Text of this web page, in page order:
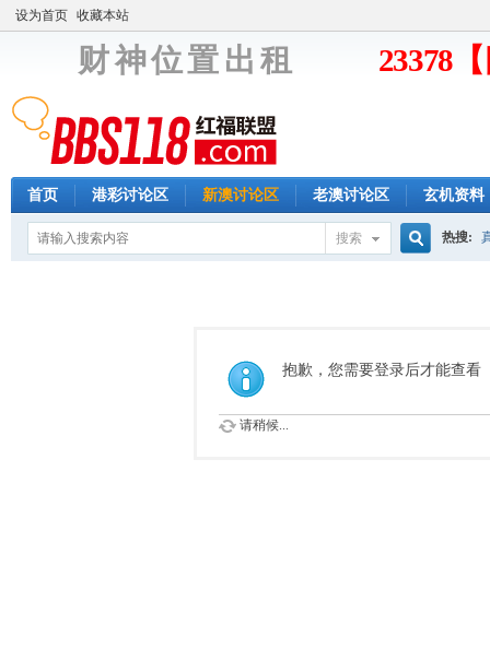
设为首页 收藏本站
财 神 位 置 出 租 23378
首页 港彩讨论区 新澳讨论区 老澳讨论区 玄机资料
搜索
索
热搜:
抱歉，您需要登录后才能查看
请稍候...